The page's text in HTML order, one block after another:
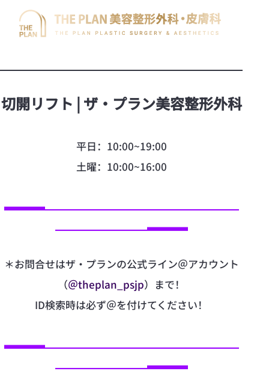
切開リフト | ザ·プラン美容整形外科
平日：10:00~19:00
土曜：10:00~16:00
▃▃▃▃▁▁▁▁▁▁▁▁▁▁▁▁▁▁▁▁▁▁▁
▁▁▁▁▁▁▁▁▁▃▃▃▃
＊お問合せはザ・プランの公式ライン＠アカウント
（＠theplan_psjp）まで！
ID検索時は必ず＠を付けてください！
▃▃▃▃▁▁▁▁▁▁▁▁▁▁▁▁▁▁▁▁▁▁▁
▁▁▁▁▁▁▁▁▁▃▃▃▃